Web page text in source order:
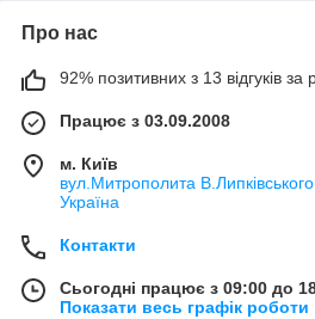
Про нас
92% позитивних з 13 відгуків за
Працює з 03.09.2008
м. Київ
вул.Митрополита
Україна
Контакти
Сьогодні працює з 09:00 до
Показати весь графік роботи